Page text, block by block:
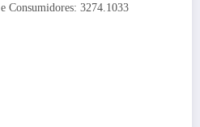
Consumidores: 3274.1033